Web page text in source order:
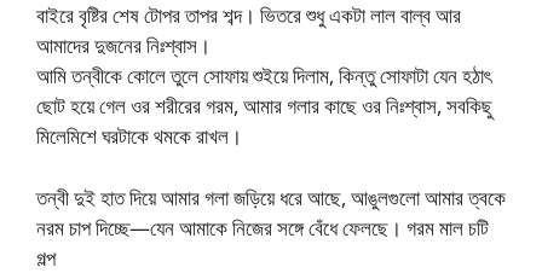
বাইরে বৃষ্টির শেষ টোপর তাপর শব্দ। ভিতরে শুধু একটা লাল বাল্ব আর
আমাদের দুজনের নিঃশ্বাস।
আমি তন্বীকে কোলে তুলে সোফায় শুইয়ে দিলাম, কিন্তু সোফাটা যেন হঠাৎ
ছোট হয়ে গেল ওর শরীরের গরম, আমার গলার কাছে ওর নিঃশ্বাস, সবকিছু
মিলেমিশে ঘরটাকে থমকে রাখল।
তন্বী দুই হাত দিয়ে আমার গলা জড়িয়ে ধরে আছে, আঙুলগুলো আমার ত্বকে
নরম চাপ দিচ্ছে—যেন আমাকে নিজের সঙ্গে বেঁধে ফেলছে। গরম মাল চটি
গল্প